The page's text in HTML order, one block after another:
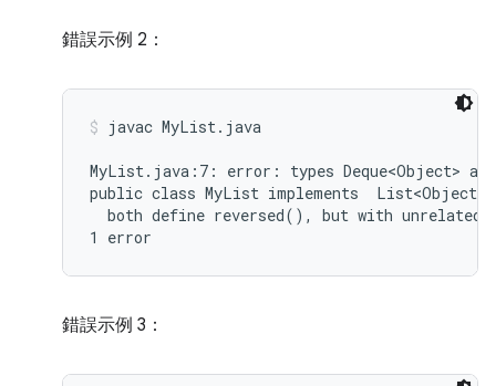
錯誤示例 2：
javac MyList.java
MyList.java:7: error: types Deque<Object>
public class MyList implements  List<Object>,
both define reversed(), but with unrelated
錯誤示例 3：